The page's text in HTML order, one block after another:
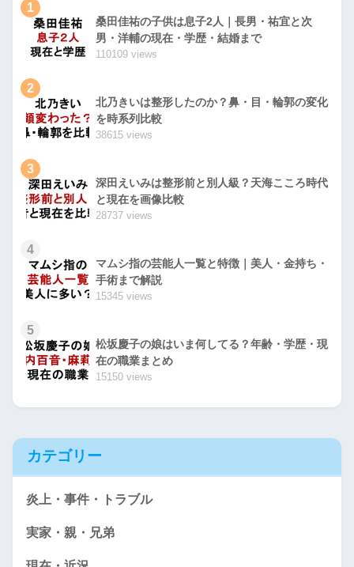
1
桑田佳祐の子供は息子2人｜長男・祐宜と次
男・洋輔の現在・学歴・結婚まで
110109 views
2
北乃きいは整形したのか？鼻・目・輪郭の変化
を時系列比較
38615 views
3
深田えいみは整形前と別人級？天海こころ時代
と現在を画像比較
28737 views
4
マムシ指の芸能人一覧と特徴｜美人・金持ち・
手術まで解説
15345 views
5
松坂慶子の娘はいま何してる？年齢・学歴・現
在の職業まとめ
15150 views
カテゴリー
炎上・事件・トラブル
実家・親・兄弟